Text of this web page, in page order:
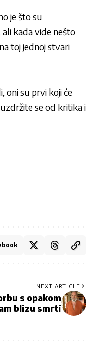
je što su
kada vide nešto
toj jednoj stvari
oni su prvi koji će
se od kritika i
NEXT ARTICLE
s opakom
blizu smrti